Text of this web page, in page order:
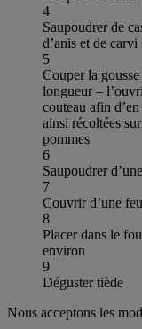
4
Saupoudrer de
d’anis et de carvi
5
Couper la
longueur –
couteau afin
ainsi récoltées
pommes
6
Saupoudrer
7
Couvrir d’une
8
Placer dans le
environ
9
Déguster tiède
Nous acceptons les